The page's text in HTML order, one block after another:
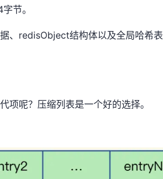
节。
、redisObject结构体以及全局哈希表
呢？压缩列表是一个好的选择。